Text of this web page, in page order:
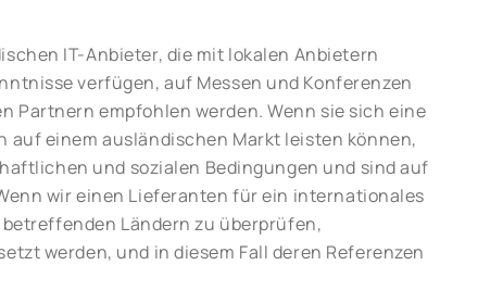
IT-Anbieter, die mit lokalen Anbietern
verfügen, auf Messen und Konferenzen
Partnern empfohlen werden. Wenn sie sich eine
einem ausländischen Markt leisten können,
und sozialen Bedingungen und sind auf
wir einen Lieferanten für ein internationales
Ländern zu überprüfen,
werden, und in diesem Fall deren Referenzen